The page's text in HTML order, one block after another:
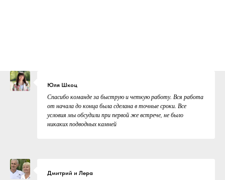
Юля Шкоц
Спасибо команде за быструю и четкую работу. Вся работа
от начала до конца была сделана в точные сроки. Все
условия мы обсудили при первой же встрече, не было
никаких подводных камней
Дмитрий и Лера